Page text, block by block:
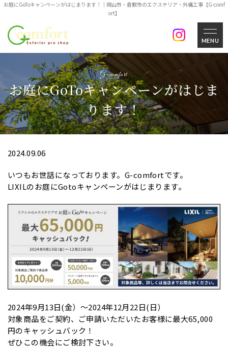
お庭にGoToキャンペーンがはじまります！｜岡山市・倉敷市のエクステリア・外構工事【G-comf
ort】
MENU
お庭にGoToキャンペーンがはじま
ります！
2024.09.06
いつもお世話になっております。G-comfortです。
LIXILのお庭にGotoキャンペーンがはじまります。
2024年9月13日(金）～2024年12月22日(日）
対象商品をご契約、ご申請いただいたお客様に最大65,000
円のキャッシュバック！
ぜひこの機会にご検討下さい。